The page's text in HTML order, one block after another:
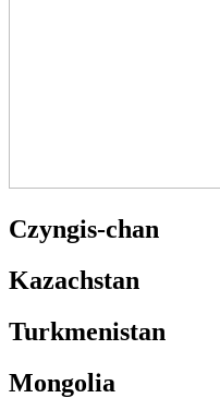
Czyngis-chan
Kazachstan
Turkmenistan
Mongolia